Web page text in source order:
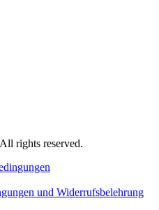
rights reserved.
und Widerrufsbelehrung